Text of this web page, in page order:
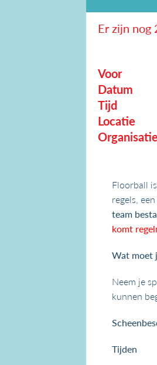
Er zijn nog
Voor
Datum
Tijd
Locatie
Organisatie
Floorball
regels,
team
komt
Wat moet
Neem je
kunnen
Tijden